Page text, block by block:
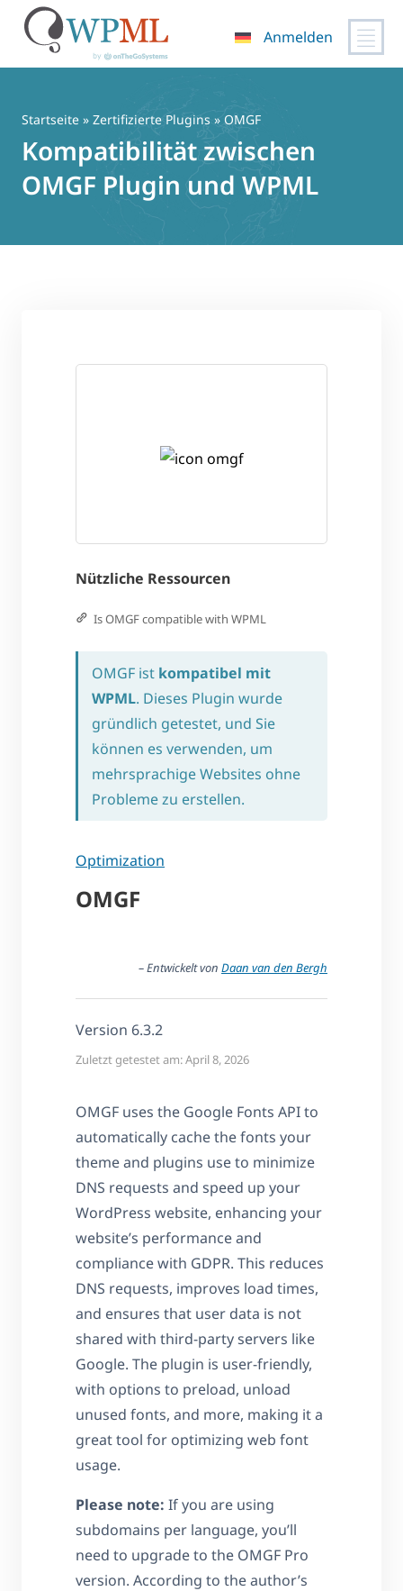
springen
Anmelden
Startseite » Zertifizierte Plugins » OMGF
Kompatibilität zwischen
OMGF Plugin und WPML
Nützliche Ressourcen
Is OMGF compatible with WPML
OMGF ist kompatibel mit
WPML. Dieses Plugin wurde
gründlich getestet, und Sie
können es verwenden, um
mehrsprachige Websites ohne
Probleme zu erstellen.
Optimization
OMGF
– Entwickelt von Daan van den Bergh
Version 6.3.2
Zuletzt getestet am: April 8, 2026
OMGF uses the Google Fonts API to
automatically cache the fonts your
theme and plugins use to minimize
DNS requests and speed up your
WordPress website, enhancing your
website’s performance and
compliance with GDPR. This reduces
DNS requests, improves load times,
and ensures that user data is not
shared with third-party servers like
Google. The plugin is user-friendly,
with options to preload, unload
unused fonts, and more, making it a
great tool for optimizing web font
usage.
Please note: If you are using
subdomains per language, you’ll
need to upgrade to the OMGF Pro
version. According to the author’s